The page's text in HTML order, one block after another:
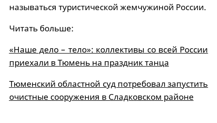
называться туристической жемчужиной России.
Читать больше:
«Наше дело – тело»: коллективы со всей России
приехали в Тюмень на праздник танца
Тюменский областной суд потребовал запустить
очистные сооружения в Сладковском районе